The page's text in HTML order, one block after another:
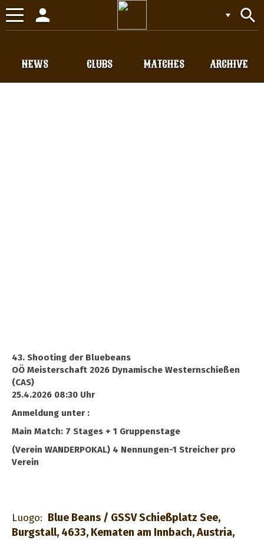
Toggle
navigation
search
person
CLUBS
NEWS MATCHES ARCHIVE
43. Shooting der Bluebeans
OÖ Meisterschaft 2026 Dynamische Westernschießen
(CAS)
25.4.2026 08:30 Uhr
Anmeldung unter :
Main Match: 7 Stages + 1 Gruppenstage
(Verein WANDERPOKAL) 4 Nennungen-1 Streicher pro
Verein
Luogo: Blue Beans / GSSV Schießplatz See,
Burgstall, 4633, Kematen am Innbach, Austria,